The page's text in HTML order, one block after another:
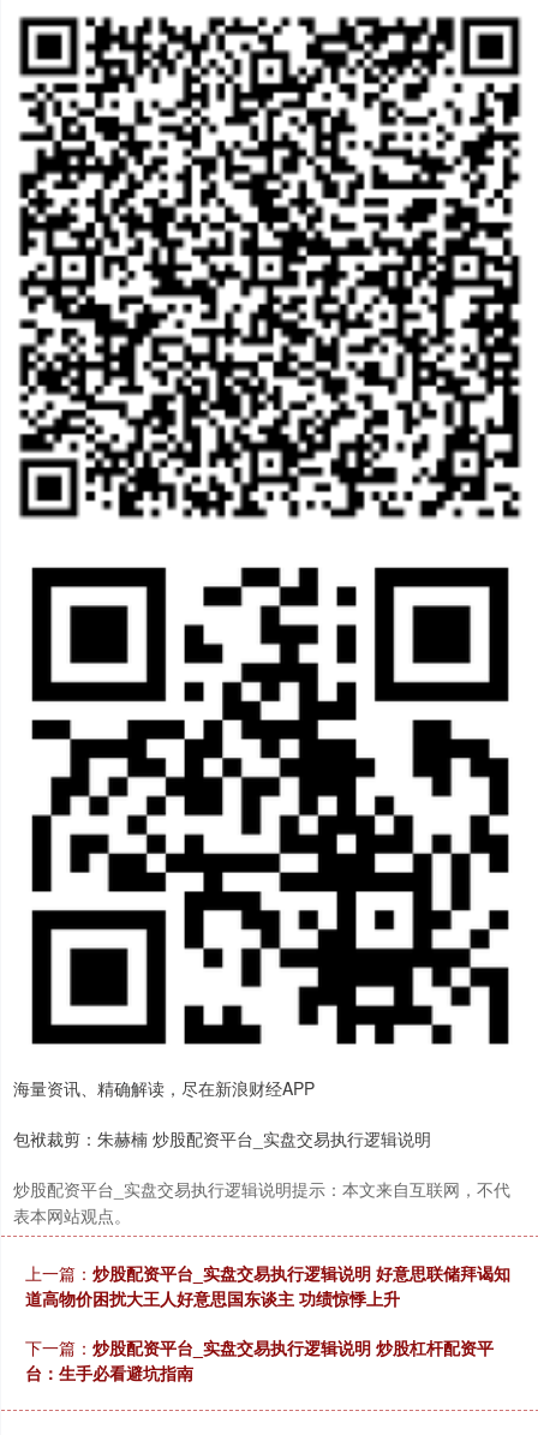
海量资讯、精确解读，尽在新浪财经APP
包袱裁剪：朱赫楠 炒股配资平台_实盘交易执行逻辑说明
炒股配资平台_实盘交易执行逻辑说明提示：本文来自互联网，不代
表本网站观点。
上一篇： 炒股配资平台_实盘交易执行逻辑说明 好意思联储拜谒知
道高物价困扰大王人好意思国东谈主 功绩惊悸上升
下一篇： 炒股配资平台_实盘交易执行逻辑说明 炒股杠杆配资平
台：生手必看避坑指南